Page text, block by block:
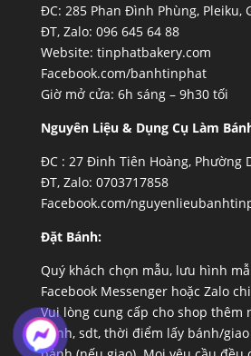
ĐC: 285 Phan Đình Phùng, Pleiku,
ĐT, Zalo: 096 645 64 88
Website: tinphatbakery.com
Facebook.com/banhtinphat
Giờ mở cửa: 6h sáng – 9h30 tối
Nguyên Liệu & Dụng Cụ Làm
ĐC : 27 Đinh Tiên Hoàng, Phường
ĐT, Zalo: 0703717858
Facebook.com/
Đặt Bánh:
Quý khách chọn mẫu, lưu hình
Facebook Messenger hoặc Zalo
Vui lòng cung cấp cho shop thêm
bánh, sdt, thời điểm lấy bánh/